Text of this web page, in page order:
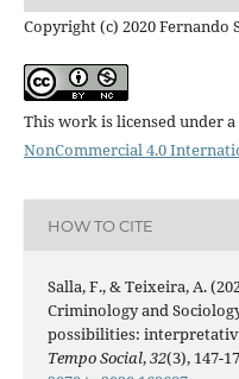
Copyright (c) 2020 Fernando
This work is licensed under a
NonCommercial 4.0
HOW TO CITE
Salla, F., & Teixeira, A.
Criminology and
possibilities:
Tempo Social,32(3), 147-